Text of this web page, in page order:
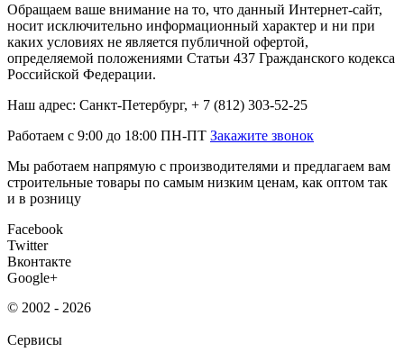
Обращаем ваше внимание на то, что данный Интернет-сайт,
носит исключительно информационный характер и ни при
каких условиях не является публичной офертой,
определяемой положениями Статьи 437 Гражданского кодекса
Российской Федерации.
Наш адрес: Санкт-Петербург, + 7 (812) 303-52-25
Работаем с 9:00 до 18:00 ПН-ПТ Закажите звонок
Мы работаем напрямую с производителями и предлагаем вам
строительные товары по самым низким ценам, как оптом так
и в розницу
Facebook
Twitter
Вконтакте
Google+
© 2002 - 2026
Сервисы